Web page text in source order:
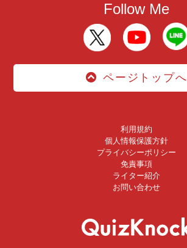
Follow Me
ページトップへ
利用規約
個人情報保護方針
プライバシーポリシー
免責事項
ライター紹介
お問い合わせ